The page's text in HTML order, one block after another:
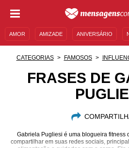
AMOR AMIZADE ANIVERSÁRIO
MENSAGENS DE
CATEGORIAS FAMOSOS
FRASES DE
Gabriela Pugliesi é uma blogueira fitness
compartilhar em suas redes sociais,